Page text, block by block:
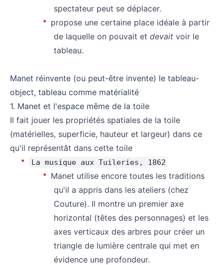
spectateur peut se déplacer.
propose une certaine place idéale à partir
de laquelle on pouvait etdevait voir le
tableau.
Manet réinvente (ou peut-être invente) le tableau-
object, tableau comme matérialité
1. Manet et l'espace même de la toile
Il fait jouer les propriétés spatiales de la toile
(matérielles, superficie, hauteur et largeur) dans ce
qu'il représentât dans cette toile
La musique aux Tuileries, 1862
Manet utilise encore toutes les traditions
qu'il a appris dans les ateliers (chez
Couture). Il montre un premier axe
horizontal (têtes des personnages) et les
axes verticaux des arbres pour créer un
triangle de lumière centrale qui met en
évidence une profondeur.